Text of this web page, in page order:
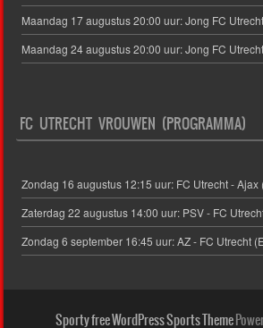
Maandag 17 augustus 20:00 uur: Jong FC
Maandag 24 augustus 20:00 uur: Jong FC
FC UTRECHT VROUWEN (PROGRAMMA)
Zondag 16 augustus 12:15 uur: FC Utrecht - Ajax
Zaterdag 22 augustus 14:00 uur: PSV - FC
Zondag 6 september 16:45 uur: AZ - FC Utrecht
Sporty free WordPress Sports Theme